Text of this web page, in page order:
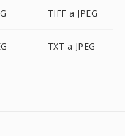
TIFF a JPEG
TXT a JPEG